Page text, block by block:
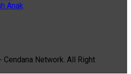
Anak
Network. All Right